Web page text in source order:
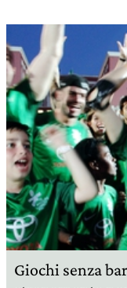
Giochi senza